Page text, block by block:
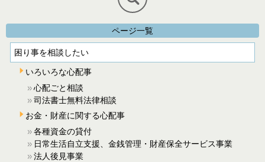
ページ一覧
困り事を相談したい
いろいろな心配事
心配ごと相談
司法書士無料法律相談
お金・財産に関する心配事
各種資金の貸付
日常生活自立支援、金銭管理・財産保全サービス事業
法人後見事業